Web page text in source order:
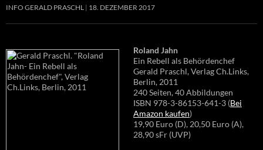
INFO GERALD PRASCHL 18. DEZEMBER 2017
Roland Jahn
Ein Rebell als Behördenchef
Gerald Praschl, Verlag Ch.Links,
Berlin, 2011
240 Seiten, 40 Abbildungen
ISBN 978-3-86153-641-3 (Bei
Amazon kaufen)
19,90 Euro (D), 20,50 Euro (A),
28,90 sFr (UVP)